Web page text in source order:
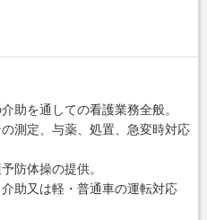
助を通しての看護業務全般。
の測定、与薬、処置、急変時対応
防体操の提供。
助又は軽・普通車の運転対応